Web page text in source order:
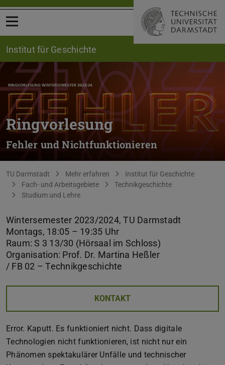
Menü öffnen
Institut für Geschichte
Ringvorlesung
Fehler und Nichtfunktionieren
Sie befinden sich hier:
TU Darmstadt Mehr erfahren
Institut für Geschichte
Fach- und Arbeitsgebiete
Technikgeschichte
Studium und Lehre
Wintersemester 2023/2024, TU Darmstadt
Montags, 18:05 – 19:35 Uhr
Raum: S 3 13/30 (Hörsaal im Schloss)
Organisation: Prof. Dr. Martina Heßler
/ FB 02 – Technikgeschichte
KONTAKT
Error. Kaputt. Es funktioniert nicht. Dass digitale
Technologien nicht funktionieren, ist nicht nur ein
Phänomen spektakulärer Unfälle und technischer